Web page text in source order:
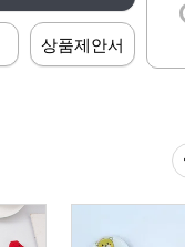
상품제안서